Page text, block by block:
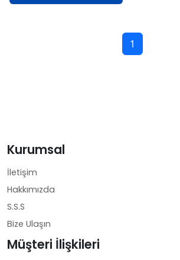
1
Kurumsal
İletişim
Hakkımızda
S.S.S
Bize Ulaşın
Müşteri İlişkileri